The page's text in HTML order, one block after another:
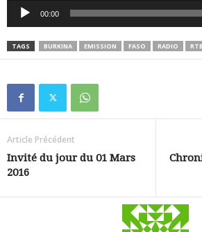
Lecteur
audio
00:00
TAGS BURKINA EMISSION FASO RADIO RTB
Article Précédent
Invité du jour du 01 Mars
2016